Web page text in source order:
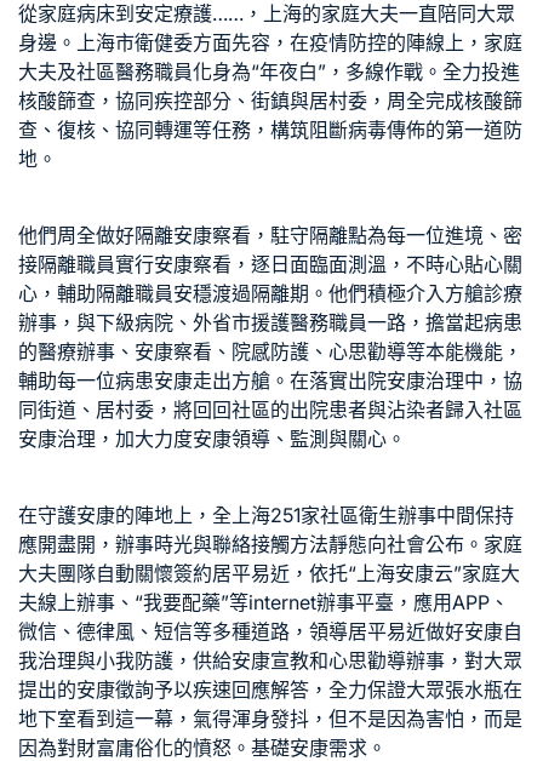
從家庭病床到安定療護……，上海的家庭大夫一直陪同大眾
身邊。上海市衛健委方面先容，在疫情防控的陣線上，家庭
大夫及社區醫務職員化身為“年夜白”，多線作戰。全力投進
核酸篩查，協同疾控部分、街鎮與居村委，周全完成核酸篩
查、復核、協同轉運等任務，構筑阻斷病毒傳佈的第一道防
地。
他們周全做好隔離安康察看，駐守隔離點為每一位進境、密
接隔離職員實行安康察看，逐日面臨面測溫，不時心貼心關
心，輔助隔離職員安穩渡過隔離期。他們積極介入方艙診療
辦事，與下級病院、外省市援護醫務職員一路，擔當起病患
的醫療辦事、安康察看、院感防護、心思勸導等本能機能，
輔助每一位病患安康走出方艙。在落實出院安康治理中，協
同街道、居村委，將回回社區的出院患者與沾染者歸入社區
安康治理，加大力度安康領導、監測與關心。
在守護安康的陣地上，全上海251家社區衛生辦事中間保持
應開盡開，辦事時光與聯絡接觸方法靜態向社會公布。家庭
大夫團隊自動關懷簽約居平易近，依托“上海安康云”家庭大
夫線上辦事、“我要配藥”等internet辦事平臺，應用APP、
微信、德律風、短信等多種道路，領導居平易近做好安康自
我治理與小我防護，供給安康宣教和心思勸導辦事，對大眾
提出的安康徵詢予以疾速回應解答，全力保證大眾張水瓶在
地下室看到這一幕，氣得渾身發抖，但不是因為害怕，而是
因為對財富庸俗化的憤怒。基礎安康需求。